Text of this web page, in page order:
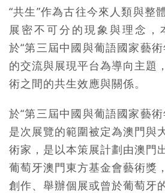
“共生”作為古往今來人類與整
展密不可分的現象與理念，
於“第三屆中國與葡語國家藝
的交流與展現平台為導向主題
術之間的共生效應與關係。
於“第三屆中國與葡語國家藝術
是次展覽的範圍被定為澳門與
術家，是以本策展計劃由澳門
葡萄牙澳門東方基金會藝術獎
創作、舉辦個展或曾於葡萄牙